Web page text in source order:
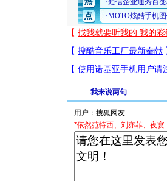
我来说两句
用户：
*依然范特西、刘亦菲、夜